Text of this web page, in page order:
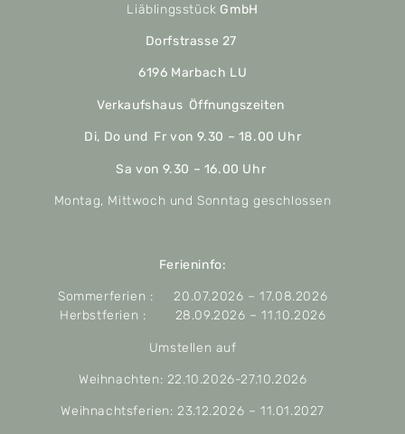
Liäblingsstück GmbH
Dorfstrasse 27
6196 Marbach LU
Verkaufshaus Öffnungszeiten
Di, Do und Fr von 9.30 – 18.00 Uhr
Sa von 9.30 – 16.00 Uhr
Montag, Mittwoch und Sonntag geschlossen
Ferieninfo:
Sommerferien : 20.07.2026 – 17.08.2026
Herbstferien : 28.09.2026 – 11.10.2026
Umstellen auf
Weihnachten: 22.10.2026-27.10.2026
Weihnachtsferien: 23.12.2026 – 11.01.2027